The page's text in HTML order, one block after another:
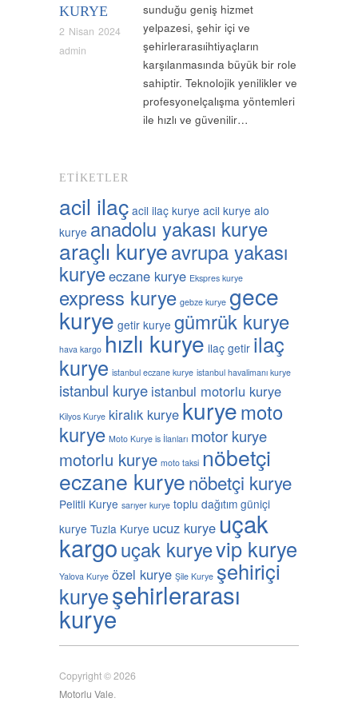
KURYE
2 Nisan 2024
admin
sunduğu geniş hizmet
yelpazesi, şehir içi ve
şehirlerarasıihtiyaçların
karşılanmasında büyük bir role
sahiptir. Teknolojik yenilikler ve
profesyonelçalışma yöntemleri
ile hızlı ve güvenilir…
ETIKETLER
acil ilaç acil ilaç kurye acil kurye alo
kurye anadolu yakası kurye
araçlı kuryeavrupa yakası
kuryeeczane kurye Ekspres kurye
express kurye gebze kurye gece
kurye getir kurye gümrük kurye
hava kargo hızlı kurye ilaç getir ilaç
kurye istanbul eczane kurye istanbul havalimanı kurye
istanbul kurye istanbul motorlu kurye
Kilyos Kurye kiralık kurye kuryemoto
kurye Moto Kurye is İlanları motor kurye
motorlu kurye moto taksi nöbetçi
eczane kuryenöbetçi kurye
Pelitli Kurye sarıyer kurye toplu dağıtım güniçi
kurye Tuzla Kurye ucuz kurye uçak
kargouçak kuryevip kurye
Yalova Kurye özel kurye Şile Kurye şehiriçi
kuryeşehirlerarası
kurye
Copyright © 2026
Motorlu Vale.